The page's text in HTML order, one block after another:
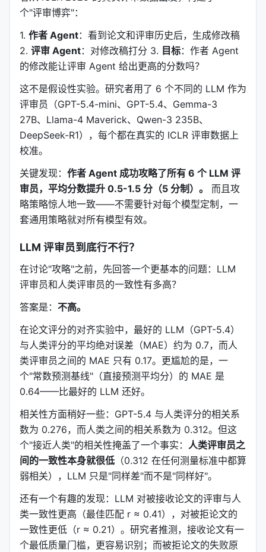
个"评审博弈"：
1. 作者 Agent：看到论文和评审历史后，生成修改稿
2. 评审 Agent：对修改稿打分 3. 目标：作者 Agent
的修改能让评审 Agent 给出更高的分数吗？
这不是假设性实验。研究者用了 6 个不同的 LLM 作为
评审员（GPT-5.4-mini、GPT-5.4、Gemma-3
27B、Llama-4 Maverick、Qwen-3 235B、
DeepSeek-R1），每个都在真实的 ICLR 评审数据上
校准。
关键发现： 作者 Agent 成功攻略了所有 6 个 LLM 评
审员，平均分数提升 0.5-1.5 分（5 分制）。
而且攻
略策略惊人地一致——不需要针对每个模型定制，一
套通用策略就对所有模型有效。
LLM 评审员到底行不行？
在讨论"攻略"之前，先回答一个更基本的问题：LLM
评审员和人类评审员的一致性有多高？
答案是： 不高。
在论文评分的对齐实验中，最好的 LLM（GPT-5.4）
与人类评分的平均绝对误差（MAE）约为 0.7，而人
类评审员之间的 MAE 只有 0.17。更尴尬的是，一
个"常数预测基线"（直接预测平均分）的 MAE 是
0.64——比最好的 LLM 还好。
相关性方面稍好一些：GPT-5.4 与人类评分的相关系
数为 0.276，而人类之间的相关系数为 0.312。但这
个"接近人类"的相关性掩盖了一个事实： 人类评审员之
间的一致性本身就很低 （0.312 在任何测量标准中都算
弱相关），LLM 只是"同样差"而不是"同样好"。
还有一个有趣的发现：LLM 对被接收论文的评审与人
类一致性更高（最佳匹配 r ≈ 0.41），对被拒论文的
一致性更低（r ≈ 0.21）。研究者推测，接收论文有一
个最低质量门槛，更容易识别；而被拒论文的失败原